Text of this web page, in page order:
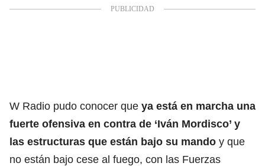
W Radio pudo conocer que ya está en marcha una
fuerte ofensiva en contra de ‘Iván Mordisco’ y
las estructuras que están bajo su mando y que
no están bajo cese al fuego, con las Fuerzas